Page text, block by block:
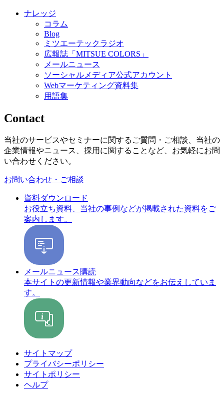
ナレッジ
コラム
Blog
ミツエーテックラジオ
広報誌「MITSUE COLORS」
メールニュース
ソーシャルメディア公式アカウント
Webマーケティング資料集
用語集
Contact
当社のサービスやセミナーに関するご質問・ご相談、当社の
企業情報やニュース、採用に関することなど、お気軽にお問
い合わせください。
お問い合わせ・ご相談
資料ダウンロード
お役立ち資料、当社の事例などが掲載された資料をご
案内します。
メールニュース購読
本サイトの更新情報や業界動向などをお伝えしていま
す。
サイトマップ
プライバシーポリシー
サイトポリシー
ヘルプ